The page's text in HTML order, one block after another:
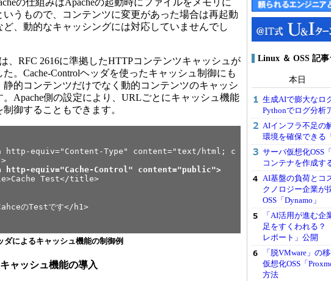
の仕組みはApacheの起動時にファイルをメモリに
いうもので、コンテンツに変更があった場合は再起動
ど、動的なキャッシングには対応していませんでし
、RFC 2616に準拠したHTTPコンテンツキャッシュが
。Cache-Controlヘッダを使ったキャッシュ制御にも
静的コンテンツだけでなく動的コンテンツのキャッシ
。Apache側の設定により、URLごとにキャッシュ機能
御することもできます。
equiv="Content-Type" content="text/html; c
http-equiv="Cache-Control" content="public">
Test</title>
Testです</h1>
ダによるキャッシュ機能の制御例
ャッシュ機能の導入
Linux ＆ OSS 記
本日
生成AIで膨大なロ
Pythonでログ分析
AIインフラ不足
環境を確保できる
サーバ仮想化OSS
コンテナを作成す
AI基盤の負荷と
クノロジー企業が
OSS「Dynamo」
「AI活用が進む企
足をすくわれる
レポート」公開
「脱VMware」
仮想化OSS「
方法